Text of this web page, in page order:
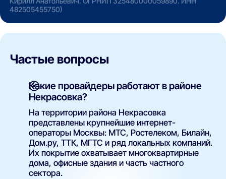
482505455750)
Частые вопросы
Какие провайдеры работают в районе
Некрасовка?
На территории района Некрасовка
представлены крупнейшие интернет-
операторы Москвы: МТС, Ростелеком, Билайн,
Дом.ру, ТТК, МГТС и ряд локальных компаний.
Их покрытие охватывает многоквартирные
дома, офисные здания и часть частного
сектора.